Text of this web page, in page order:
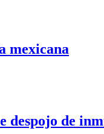
mexicana
despojo de